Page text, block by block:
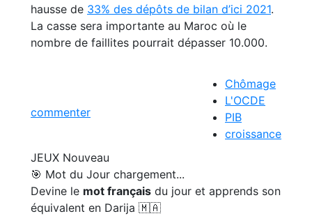
hausse de 33% des dépôts de bilan d’ici 2021.
La casse sera importante au Maroc où le
nombre de faillites pourrait dépasser 10.000.
commenter
Chômage
L'OCDE
PIB
croissance
JEUX Nouveau
🎯 Mot du Jour chargement...
Devine le mot français du jour et apprends son
équivalent en Darija 🇲🇦